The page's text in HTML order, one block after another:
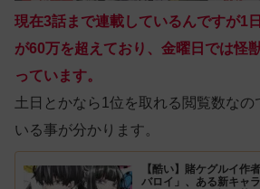
現在3話まで連載しているんですが1
が60万を超えており、金曜日では怪
っています。
土日とかなら1位を取れる閲覧数なの
いる事が分かります。
【酷い】賭ケグルイ作
バロイ」、ある新キャ